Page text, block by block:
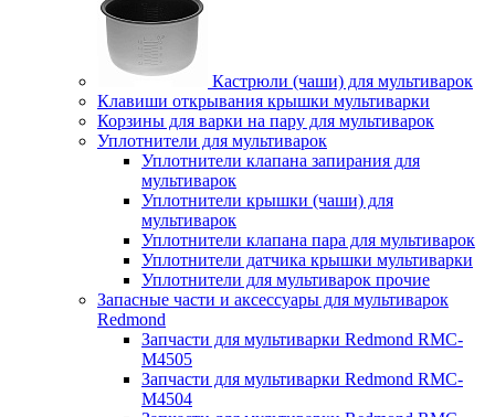
Кастрюли (чаши) для мультиварок
Клавиши открывания крышки мультиварки
Корзины для варки на пару для мультиварок
Уплотнители для мультиварок
Уплотнители клапана запирания для
мультиварок
Уплотнители крышки (чаши) для
мультиварок
Уплотнители клапана пара для мультиварок
Уплотнители датчика крышки мультиварки
Уплотнители для мультиварок прочие
Запасные части и аксессуары для мультиварок
Redmond
Запчасти для мультиварки Redmond RMC-
M4505
Запчасти для мультиварки Redmond RMC-
M4504